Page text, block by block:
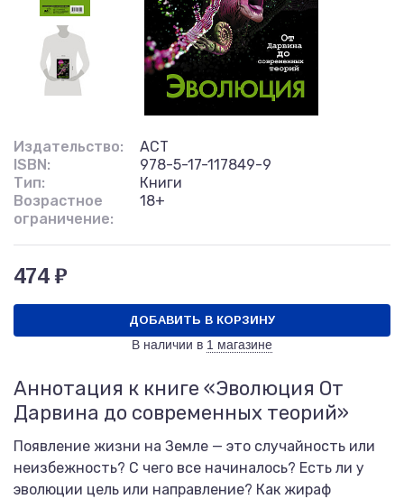
Издательство:
АСТ
ISBN:
978-5-17-117849-9
Тип:
Книги
Возрастное
ограничение:
18+
474 ₽
ДОБАВИТЬ В КОРЗИНУ
В наличии в 1 магазине
Аннотация к книге «Эволюция От
Дарвина до современных теорий»
Появление жизни на Земле — это случайность или
неизбежность? С чего все начиналось? Есть ли у
эволюции цель или направление? Как жираф